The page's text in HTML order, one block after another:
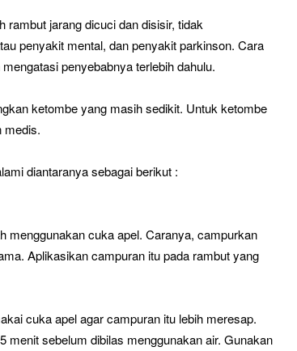
rambut jarang dicuci dan disisir, tidak
penyakit mental, dan penyakit parkinson. Cara
penyebabnya terlebih dahulu.
ketombe yang masih sedikit. Untuk ketombe
medis.
diantaranya sebagai berikut :
menggunakan cuka apel. Caranya, campurkan
Aplikasikan campuran itu pada rambut yang
cuka apel agar campuran itu lebih meresap.
sebelum dibilas menggunakan air. Gunakan